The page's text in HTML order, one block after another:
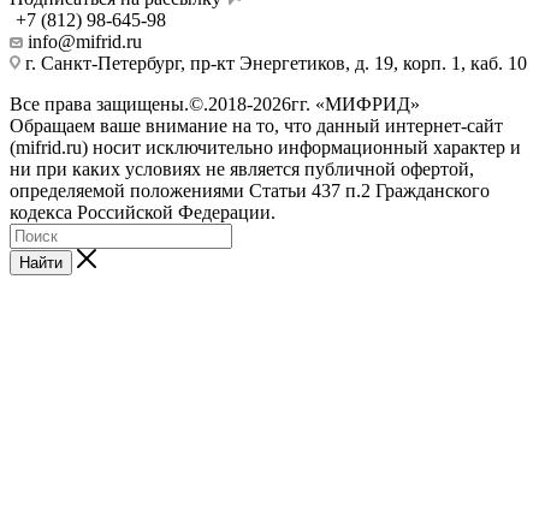
+7 (812) 98-645-98
info@mifrid.ru
г. Санкт-Петербург, пр-кт Энергетиков, д. 19, корп. 1, каб. 10
Все права защищены.©.2018-2026гг. «МИФРИД»
Обращаем ваше внимание на то, что данный интернет-сайт
(mifrid.ru) носит исключительно информационный характер и
ни при каких условиях не является публичной офертой,
определяемой положениями Статьи 437 п.2 Гражданского
кодекса Российской Федерации.
Найти